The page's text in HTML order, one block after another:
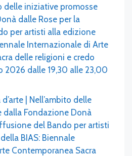
delle iniziative promosse
dalle Rose per la
per artisti alla edizione
Internazionale di Arte
delle religioni e credo
2026 dalle 19,30 alle 23,00
| Nell’ambito delle
dalla Fondazione Donà
del Bando per artisti
BIAS: Biennale
Contemporanea Sacra